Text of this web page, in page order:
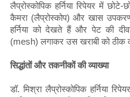
लैप्रोस्कोपिक हर्निया रिपेयर में
कैमरा (लैप्रोस्कोप) और खास
हर्निया को देखते हैं और पेट की
(mesh) लगाकर उस खराबी को ठीक
सिद्धांतों और तकनीकों की व्याख्या
डॉ. मिश्रा लैप्रोस्कोपिक हर्निया